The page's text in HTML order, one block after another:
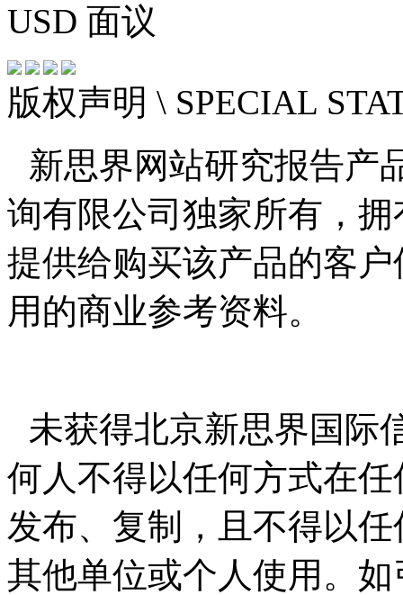
USD 面议
版权声明 \ SPECIAL
新思界网站研究报告产
询有限公司独家所有，
提供给购买该产品的客
用的商业参考资料。
未获得北京新思界国际
何人不得以任何方式在
发布、复制，且不得以
其他单位或个人使用。